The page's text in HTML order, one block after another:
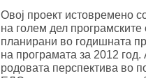
Овој проект истовремено
на голем дел
планирани во годишната
на програмата за 2012
родовата перспектива во